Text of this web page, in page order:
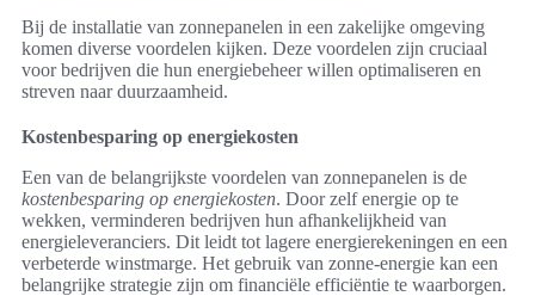
Bij de installatie van zonnepanelen in een zakelijke omgeving
komen diverse voordelen kijken. Deze voordelen zijn cruciaal
voor bedrijven die hun energiebeheer willen optimaliseren en
streven naar duurzaamheid.
Kostenbesparing op energiekosten
Een van de belangrijkste voordelen van zonnepanelen is de
kostenbesparing op energiekosten. Door zelf energie op te
wekken, verminderen bedrijven hun afhankelijkheid van
energieleveranciers. Dit leidt tot lagere energierekeningen en een
verbeterde winstmarge. Het gebruik van zonne-energie kan een
belangrijke strategie zijn om financiële efficiëntie te waarborgen.